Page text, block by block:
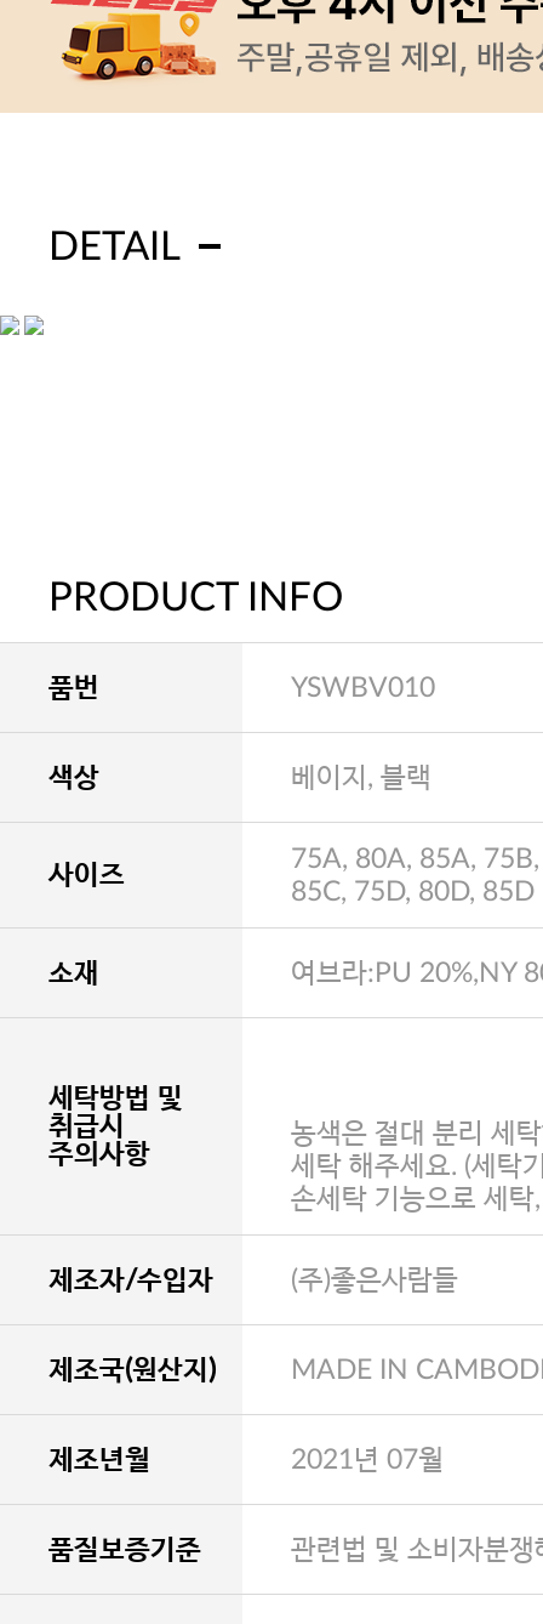
DETAIL
PRODUCT INFO
품번 YSWBV010
색상 베이지, 블랙
사이즈
75A, 80A, 85A,
85C, 75D, 80D, 85D
소재 여브라:PU 20%,NY
세탁방법 및
취급시
주의사항
농색은 절대 분리 세
세탁 해주세요. (세탁
손세탁 기능으로 세탁
제조자/수입자 (주)좋은사람들
제조국(원산지) MADE IN
제조년월 2021년 07월
품질보증기준 관련법 및 소비자분